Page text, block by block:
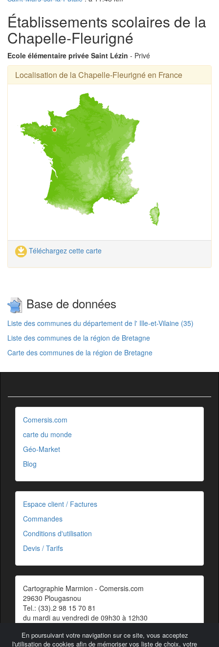
Établissements scolaires de la
Chapelle-Fleurigné
Ecole élémentaire privée Saint Lézin - Privé
Localisation de la Chapelle-Fleurigné en France
Téléchargez cette carte
Base de données
Liste des communes du département de l' Ille-et-Vilaine (35)
Liste des communes de la région de Bretagne
Carte des communes de la région de Bretagne
En poursuivant votre navigation sur ce site, vous acceptez
l'utilisation de cookies afin de mémoriser vos liste de choix, votre
Comersis.com
carte du monde
Géo-Market
Blog
Espace client / Factures
Commandes
Conditions d'utilisation
Devis / Tarifs
Cartographie Marmion - Comersis.com
29630 Plougasnou
Tel.: (33).2 98 15 70 81
du mardi au vendredi de 09h30 à 12h30
Contact